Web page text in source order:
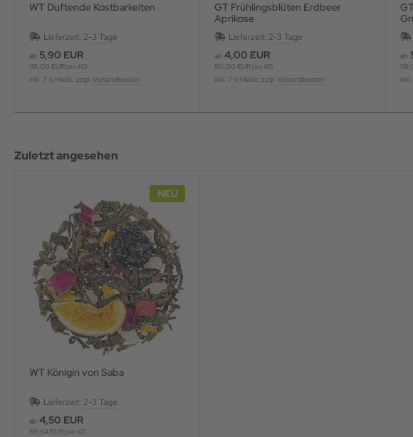
WT Duftende Kostbarkeiten
Lieferzeit: 2-3 Tage
ab 5,90 EUR
118,00 EUR pro KG
inkl. 7 % MwSt. zzgl. Versandkosten
GT Frühlingsblüten Erdbeer
Aprikose
Lieferzeit: 2-3 Tage
ab 4,00 EUR
80,00 EUR pro KG
inkl. 7 % MwSt. zzgl.Versandkosten
GT Bergamotte
ab
Zuletzt angesehen
NEU
WT Königin von Saba
Lieferzeit: 2-3 Tage
ab 4,50 EUR
89,64 EUR pro KG